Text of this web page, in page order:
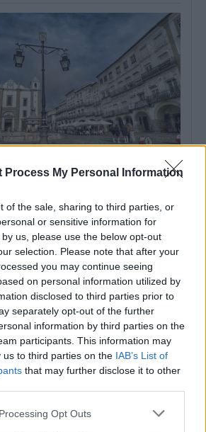
Process My Personal Information
of the sale, sharing to third parties, or
or sensitive information for
us, please use the below opt-out
selection. Please note that after your
you may continue seeing
on personal information utilized by
disclosed to third parties prior to
separately opt-out of the further
information by third parties on the
participants. This information may
us to third parties on the IAB’s List of
that may further disclose it to other
Opt Outs
e natureza
(ICÉ) e o Repositório Pedagógico